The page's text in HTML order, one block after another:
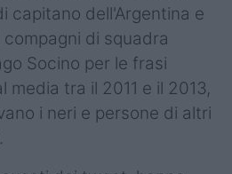
capitano dell'Argentina e
di squadra
Socino per le frasi
media tra il 2011 e il 2013,
i neri e persone di altri